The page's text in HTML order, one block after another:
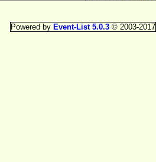
Powered by Event-List 5.0.3© 2003-2017